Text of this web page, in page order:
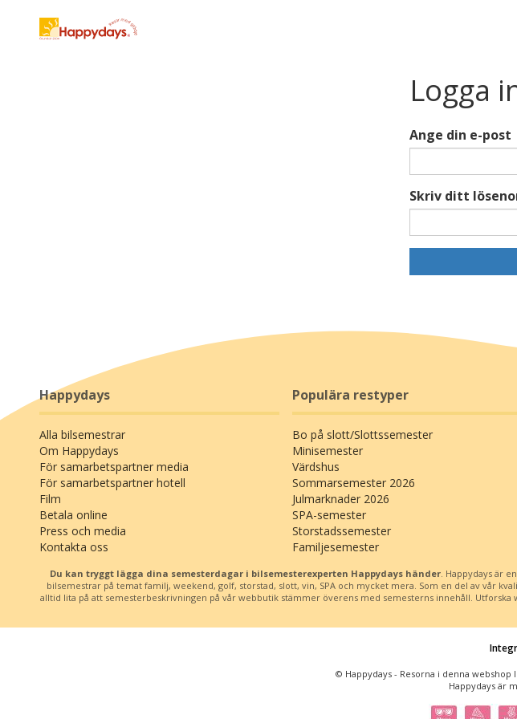
Logga
Ange din e-post
Skriv ditt
Happydays
Alla bilsemestrar
Om Happydays
För samarbetspartner media
För samarbetspartner hotell
Film
Betala online
Press och media
Kontakta oss
Populära restyper
Bo på slott/Slottssemester
Minisemester
Värdshus
Sommarsemester 2026
Julmarknader 2026
SPA-semester
Storstadssemester
Familjesemester
Du kan tryggt lägga dina semesterdagar i bilsemesterexperten Happydays händer. Happydays är
bilsemestrar på temat familj, weekend, golf, storstad, slott, vin, SPA och mycket mera. Som en del av vår
alltid lita på att semesterbeskrivningen på vår webbutik stämmer överens med semesterns innehåll.
© Happydays - Resorna i denna webshop
Happydays är